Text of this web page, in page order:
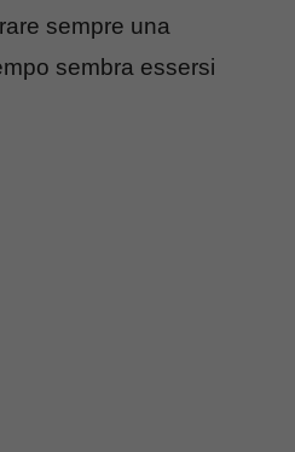
sempre una
sembra essersi